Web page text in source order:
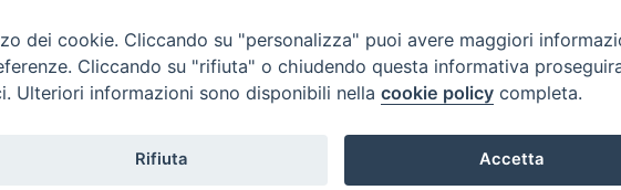
dei cookie. Cliccando su "personalizza" puoi avere maggiori
Cliccando su "rifiuta" o chiudendo questa informativa
Ulteriori informazioni sono disponibili nella cookie policy completa.
Rifiuta Accetta